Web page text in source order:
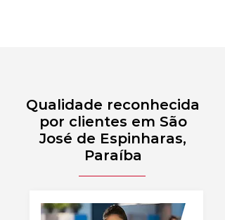
Qualidade reconhecida
por clientes em São
José de Espinharas,
Paraíba